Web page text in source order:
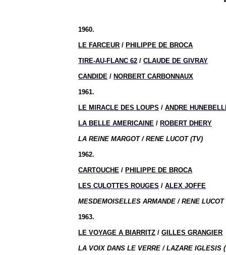
1960.
LE FARCEUR / PHILIPPE DE BROCA
TIRE-AU-FLANC 62 /CLAUDE DE GIVRAY
CANDIDE / NORBERT CARBONNAUX
1961.
LE MIRACLE DES LOUPS /ANDRE
LA BELLE AMERICAINE / ROBERT DHERY
LA REINE MARGOT / RENE LUCOT (TV)
1962.
CARTOUCHE / PHILIPPE DE BROCA
LES CULOTTES ROUGES /ALEX JOFFE
MESDEMOISELLES ARMANDE / RENE LUCOT
1963.
LE VOYAGE A BIARRITZ /GILLES GRANGIER
LA VOIX DANS LE VERRE / LAZARE IGLESIS